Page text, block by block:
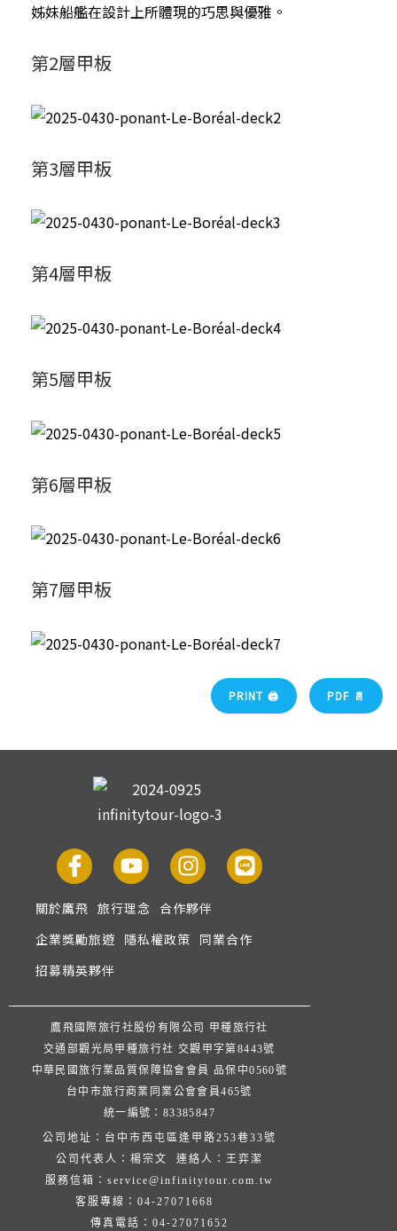
姊妹船艦在設計上所體現的巧思與優雅。
第2層甲板
第3層甲板
第4層甲板
第5層甲板
第6層甲板
第7層甲板
PRINT 🖨 PDF 📄
關於鷹飛 旅行理念 合作夥伴
企業獎勵旅遊 隱私權政策 同業合作
招募精英夥伴
鷹飛國際旅行社股份有限公司 甲種旅行社
交通部觀光局甲種旅行社 交觀甲字第8443號
中華民國旅行業品質保障協會會員 品保中0560號
台中市旅行商業同業公會會員465號
統一編號：83385847
公司地址：台中市西屯區逢甲路253巷33號
公司代表人：楊宗文 連絡人：王弈潔
服務信箱： service@infinitytour.com.tw
客服專線： 04-27071668
傳真電話： 04-27071652